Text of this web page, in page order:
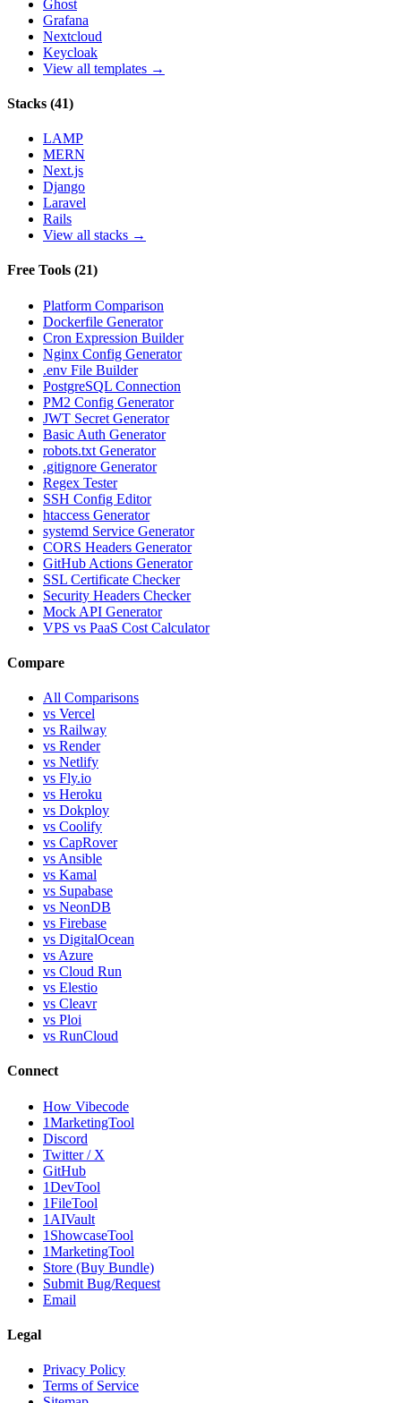
Ghost
Grafana
Nextcloud
Keycloak
View all templates →
Stacks (41)
LAMP
MERN
Next.js
Django
Laravel
Rails
View all stacks →
Free Tools (21)
Platform Comparison
Dockerfile Generator
Cron Expression Builder
Nginx Config Generator
.env File Builder
PostgreSQL Connection
PM2 Config Generator
JWT Secret Generator
Basic Auth Generator
robots.txt Generator
.gitignore Generator
Regex Tester
SSH Config Editor
htaccess Generator
systemd Service Generator
CORS Headers Generator
GitHub Actions Generator
SSL Certificate Checker
Security Headers Checker
Mock API Generator
VPS vs PaaS Cost Calculator
Compare
All Comparisons
vs Vercel
vs Railway
vs Render
vs Netlify
vs Fly.io
vs Heroku
vs Dokploy
vs Coolify
vs CapRover
vs Ansible
vs Kamal
vs Supabase
vs NeonDB
vs Firebase
vs DigitalOcean
vs Azure
vs Cloud Run
vs Elestio
vs Cleavr
vs Ploi
vs RunCloud
Connect
How Vibecode
1MarketingTool
Discord
Twitter / X
GitHub
1DevTool
1FileTool
1AIVault
1ShowcaseTool
1MarketingTool
Store (Buy Bundle)
Submit Bug/Request
Email
Legal
Privacy Policy
Terms of Service